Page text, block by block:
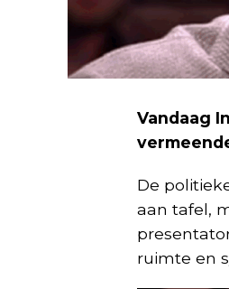
Vandaag
De
aan tafel,
ruimte en